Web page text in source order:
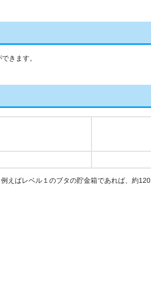
きます。
ばレベル１のブタの貯金箱であれば、約